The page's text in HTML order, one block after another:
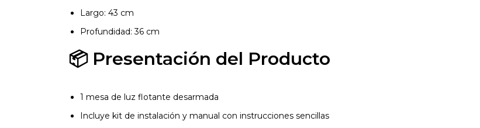
Largo: 43 cm
Profundidad: 36 cm
📦 Presentación del Producto
1 mesa de luz flotante desarmada
Incluye kit de instalación y manual con instrucciones sencillas